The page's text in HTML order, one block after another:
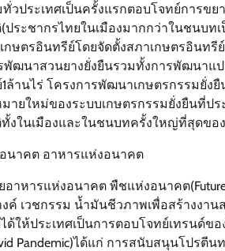
วประเทศเป็นครั้งแรกตอบโจทย์การข
ประชากรไทยในเมืองมากกว่าในชนบท
กษตรอินทรีย์โดยจัดตั้งสภาเกษตรอินทรี
พัฒนาสวนยางยั่งยืนรวมทั้งการพัฒนา
ล้านไร่ โครงการพัฒนาเกษตรกรรมยั่ง
ายใหม่ของระบบเกษตรกรรมยั่งยืนที่ป
งในเมืองและในชนบทครั้งใหญ่ที่สุดขอ
อนาคต อาหารแห่งอนาคต
อาหารแห่งอนาคต พืชแห่งอนาคต
ค์ เวชกรรม น้ำมันชีวภาพเพื่อสร้างงา
ด้ให้ประเทศเป็นการตอบโจทย์เทรนด์
Pandemic)ได้แก่ การสนับสนุนโปรตีน